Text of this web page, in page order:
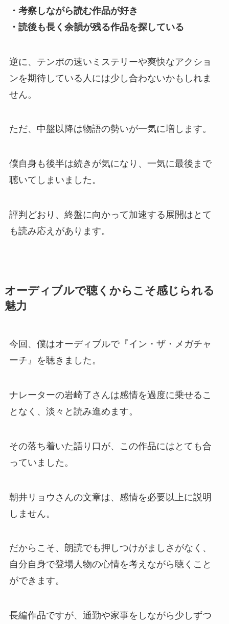
・考察しながら読む作品が好き
・読後も長く余韻が残る作品を探している
逆に、テンポの速いミステリーや爽快なアクショ
ンを期待している人には少し合わないかもしれま
せん。
ただ、中盤以降は物語の勢いが一気に増します。
僕自身も後半は続きが気になり、一気に最後まで
聴いてしまいました。
評判どおり、終盤に向かって加速する展開はとて
も読み応えがあります。
オーディブルで聴くからこそ感じられる
魅力
今回、僕はオーディブルで『イン・ザ・メガチャ
ーチ』を聴きました。
ナレーターの岩崎了さんは感情を過度に乗せるこ
となく、淡々と読み進めます。
その落ち着いた語り口が、この作品にはとても合
っていました。
朝井リョウさんの文章は、感情を必要以上に説明
しません。
だからこそ、朗読でも押しつけがましさがなく、
自分自身で登場人物の心情を考えながら聴くこと
ができます。
長編作品ですが、通勤や家事をしながら少しずつ